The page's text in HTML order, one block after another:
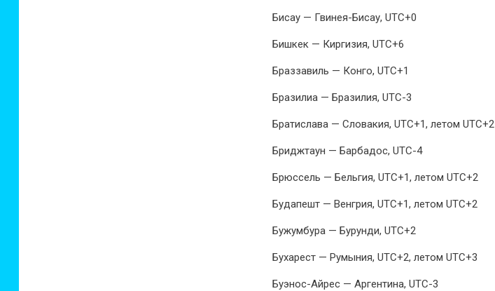
Бисау — Гвинея-Бисау, UTC+0
Бишкек — Киргизия, UTC+6
Браззавиль — Конго, UTC+1
Бразилиа — Бразилия, UTC-3
Братислава — Словакия, UTC+1, летом UTC+2
Бриджтаун — Барбадос, UTC-4
Брюссель — Бельгия, UTC+1, летом UTC+2
Будапешт — Венгрия, UTC+1, летом UTC+2
Бужумбура — Бурунди, UTC+2
Бухарест — Румыния, UTC+2, летом UTC+3
Буэнос-Айрес — Аргентина, UTC-3